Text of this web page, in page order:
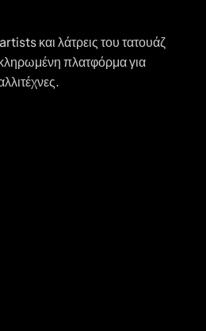
και λάτρεις του τατουάζ
πλατφόρμα για